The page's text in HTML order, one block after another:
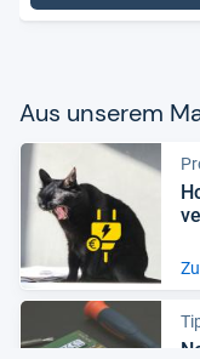
Aus unse­rem